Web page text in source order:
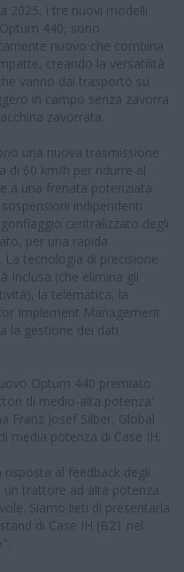
2025, i tre nuovi modelli
440, sono
nuovo che combina
creando la versatilità
vanno dal trasporto su
in campo senza zavorra
zavorrata.
una nuova trasmissione
di 60 km/h per ridurre al
a una frenata potenziata.
indipendenti
centralizzato degli
per una rapida
tecnologia di precisione
Inclusa (che elimina gli
la telematica, la
Implement Management
la gestione dei dati
Optum 440 premiato
di medio-alta potenza'
Franz Josef Silber, Global
potenza di Case IH.
al feedback degli
un trattore ad alta potenza
Siamo lieti di presentarla
di Case IH (B21 nel